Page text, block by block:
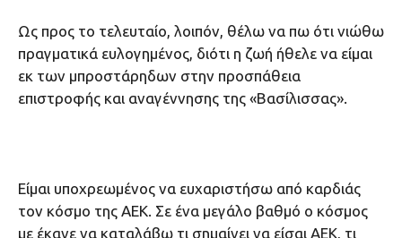
Ως προς το τελευταίο, λοιπόν, θέλω να πω ότι νιώθω
πραγματικά ευλογημένος, διότι η ζωή ήθελε να είμαι
εκ των μπροστάρηδων στην προσπάθεια
επιστροφής και αναγέννησης της «Βασίλισσας».
Είμαι υποχρεωμένος να ευχαριστήσω από καρδιάς
τον κόσμο της ΑΕΚ. Σε ένα μεγάλο βαθμό ο κόσμος
με έκανε να καταλάβω τι σημαίνει να είσαι ΑΕΚ, τι